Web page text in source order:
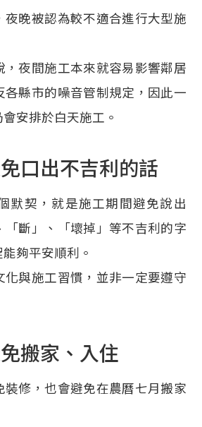
夜晚被認為較不適合進行大型施
，夜間施工本來就容易影響鄰居
各縣市的噪音管制規定，因此一
安排於白天施工。
口出不吉利的話
默契，就是施工期間避免說出
「斷」、「壞掉」等不吉利的字
夠平安順利。
化與施工習慣，並非一定要遵守
搬家、入住
裝修，也會避免在農曆七月搬家